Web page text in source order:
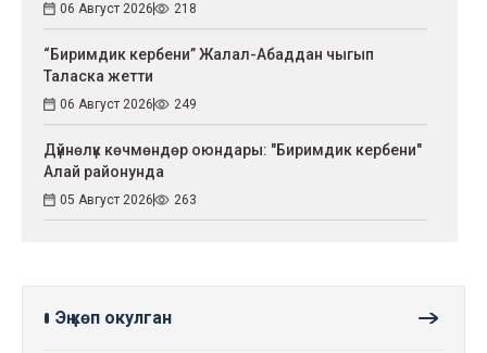
06 Август 2026 218
“Биримдик кербени” Жалал-Абаддан чыгып
Таласка жетти
06 Август 2026 249
Дүйнөлүк көчмөндөр оюндары: "Биримдик кербени"
Алай районунда
05 Август 2026 263
Эң көп окулган